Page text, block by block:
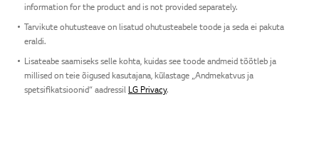
information for the product and is not provided separately.
Tarvikute ohutusteave on lisatud ohutusteabele toode ja seda ei pakuta
eraldi.
Lisateabe saamiseks selle kohta, kuidas see toode andmeid töötleb ja
millised on teie õigused kasutajana, külastage „Andmekatvus ja
spetsifikatsioonid“ aadressil LG Privacy.